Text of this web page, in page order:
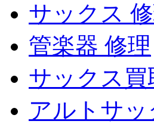
サックス
管楽器 修理
サックス買
アルトサッ